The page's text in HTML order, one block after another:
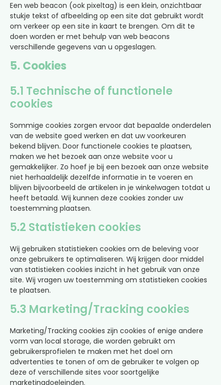
Een web beacon (ook pixeltag) is een klein, onzichtbaar
stukje tekst of afbeelding op een site dat gebruikt wordt
om verkeer op een site in kaart te brengen. Om dit te
doen worden er met behulp van web beacons
verschillende gegevens van u opgeslagen.
5. Cookies
5.1 Technische of functionele
cookies
Sommige cookies zorgen ervoor dat bepaalde onderdelen
van de website goed werken en dat uw voorkeuren
bekend blijven. Door functionele cookies te plaatsen,
maken we het bezoek aan onze website voor u
gemakkelijker. Zo hoef je bij een bezoek aan onze website
niet herhaaldelijk dezelfde informatie in te voeren en
blijven bijvoorbeeld de artikelen in je winkelwagen totdat u
heeft betaald. Wij kunnen deze cookies zonder uw
toestemming plaatsen.
5.2 Statistieken cookies
Wij gebruiken statistieken cookies om de beleving voor
onze gebruikers te optimaliseren. Wij krijgen door middel
van statistieken cookies inzicht in het gebruik van onze
site. Wij vragen uw toestemming om statistieken cookies
te plaatsen.
5.3 Marketing/Tracking cookies
Marketing/Tracking cookies zijn cookies of enige andere
vorm van local storage, die worden gebruikt om
gebruikersprofielen te maken met het doel om
advertenties te tonen of om de gebruiker te volgen op
deze of verschillende sites voor soortgelijke
marketingdoeleinden.